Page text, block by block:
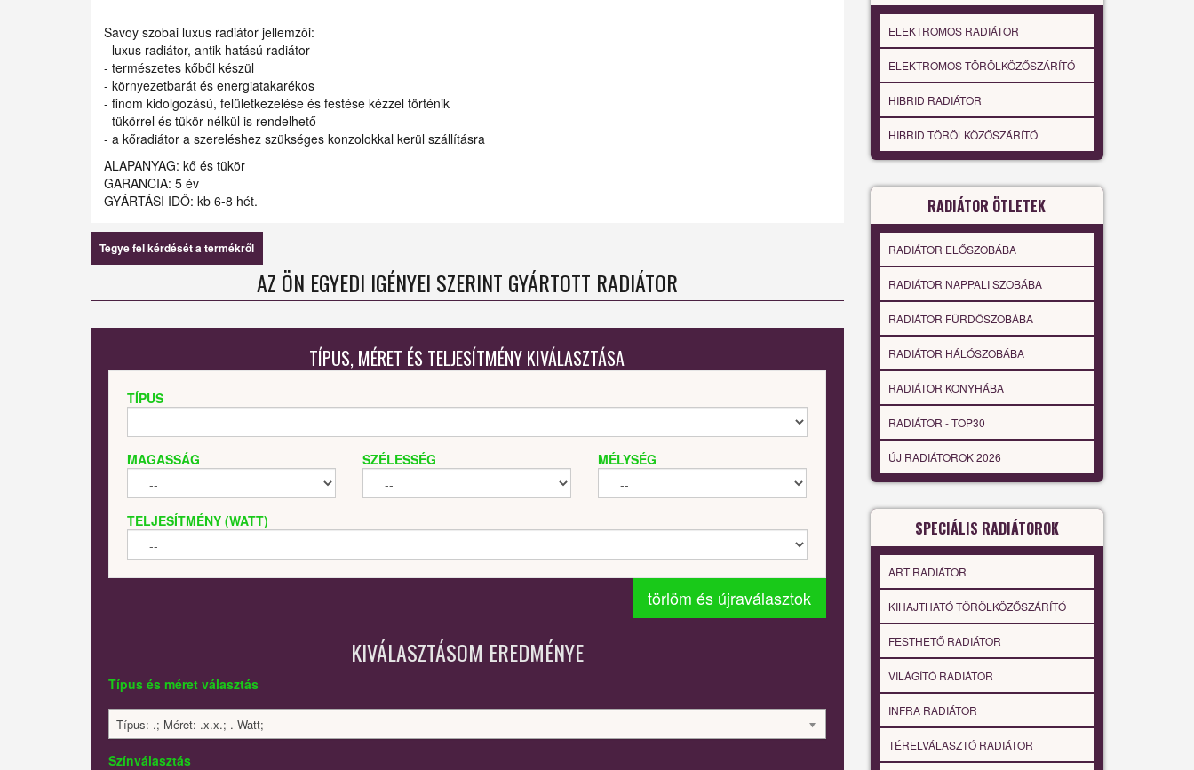
Savoy szobai luxus radiátor jellemzői:
- luxus radiátor, antik hatású radiátor
- természetes kőből készül
- környezetbarát és energiatakarékos
- finom kidolgozású, felületkezelése és festése kézzel történik
- tükörrel és tükör nélkül is rendelhető
- a kőradiátor a szereléshez szükséges konzolokkal kerül szállításra
ALAPANYAG: kő és tükör
GARANCIA: 5 év
GYÁRTÁSI IDŐ: kb 6-8 hét.
Tegye fel kérdését a termékről
AZ ÖN EGYEDI IGÉNYEI SZERINT GYÁRTOTT RADIÁTOR
TÍPUS, MÉRET ÉS TELJESÍTMÉNY KIVÁLASZTÁSA
TÍPUS
MAGASSÁG SZÉLESSÉG MÉLYSÉG
TELJESÍTMÉNY (WATT)
törlöm és újraválasztok
KIVÁLASZTÁSOM EREDMÉNYE
Típus és méret választás
Típus: .; Méret: .x.x.; . Watt;
Színválasztás
ELEKTROMOS RADIÁTOR
ELEKTROMOS TÖRÖLKÖZŐSZÁRÍTÓ
HIBRID RADIÁTOR
HIBRID TÖRÖLKÖZŐSZÁRÍTÓ
RADIÁTOR ÖTLETEK
RADIÁTOR ELŐSZOBÁBA
RADIÁTOR NAPPALI SZOBÁBA
RADIÁTOR FÜRDŐSZOBÁBA
RADIÁTOR HÁLÓSZOBÁBA
RADIÁTOR KONYHÁBA
RADIÁTOR - TOP30
ÚJ RADIÁTOROK 2026
SPECIÁLIS RADIÁTOROK
ART RADIÁTOR
KIHAJTHATÓ TÖRÖLKÖZŐSZÁRÍTÓ
FESTHETŐ RADIÁTOR
VILÁGÍTÓ RADIÁTOR
INFRA RADIÁTOR
TÉRELVÁLASZTÓ RADIÁTOR